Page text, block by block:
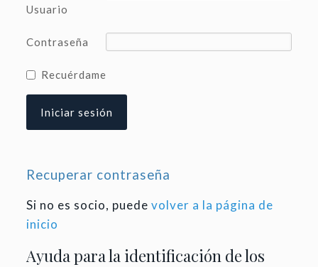
Usuario
Contraseña
Recuérdame
Recuperar contraseña
Si no es socio, puede volver a la página de
inicio
Ayuda para la identificación de los